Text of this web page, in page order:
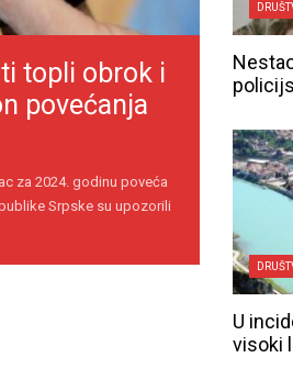
topli obrok i
povećanja
za 2024. godinu poveća
Srpske su upozorili
U
visoki